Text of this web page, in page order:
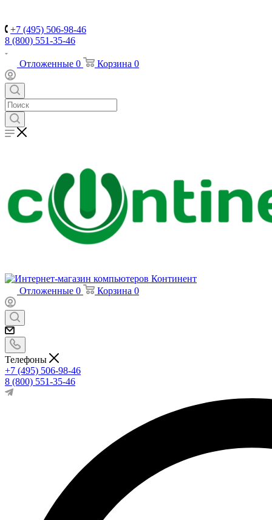
+7 (495) 506-98-46
8 (800) 551-35-46
Отложенные 0 Корзина 0
Отложенные 0 Корзина 0
Телефоны
+7 (495) 506-98-46
8 (800) 551-35-46